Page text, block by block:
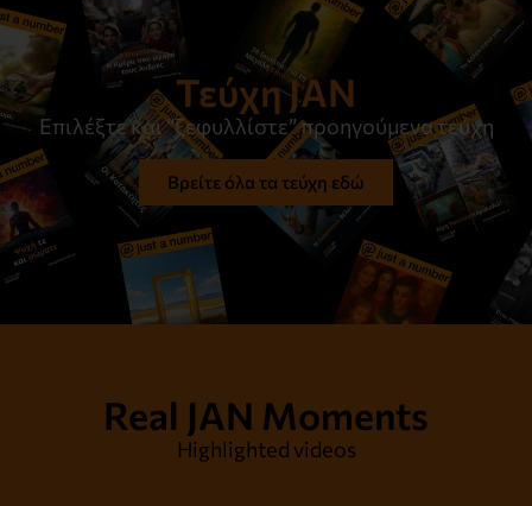
Διαβάστε το
Τεύχη JAN
Επιλέξτε και “ξεφυλλίστε” προηγούμενα τεύχη
Βρείτε όλα τα τεύχη εδώ
Real JAN Moments
Highlighted videos